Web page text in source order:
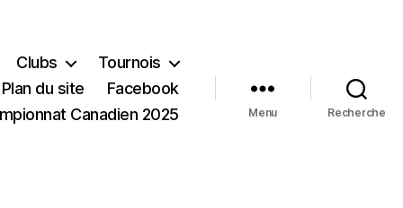
Clubs
Tournois
Plan du site
Facebook
Canadien 2025
Menu Recherche